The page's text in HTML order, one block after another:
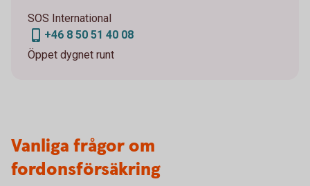
SOS International
+46 8 50 51 40 08
Öppet dygnet runt
Vanliga frågor om
fordonsförsäkring